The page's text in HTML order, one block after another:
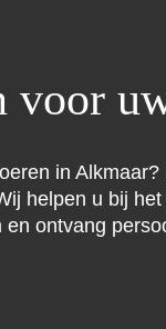
voor
in
helpen u bij
ontvang